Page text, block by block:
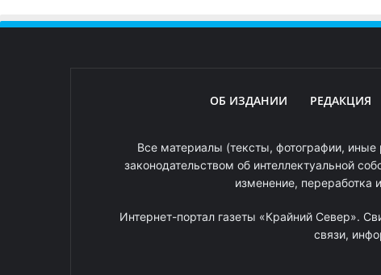
ОБ ИЗДАНИИ РЕДАКЦИЯ
Все материалы (тексты, фотографии, иные
законодательством об интеллектуальной
изменение, переработка
Интернет-портал газеты «Крайний Север».
связи,